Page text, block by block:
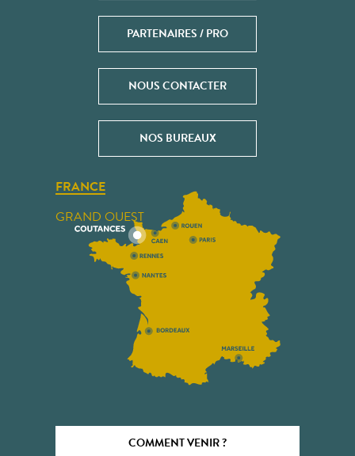
PARTENAIRES / PRO
NOUS CONTACTER
NOS BUREAUX
FRANCE
GRAND OUEST
COMMENT VENIR ?